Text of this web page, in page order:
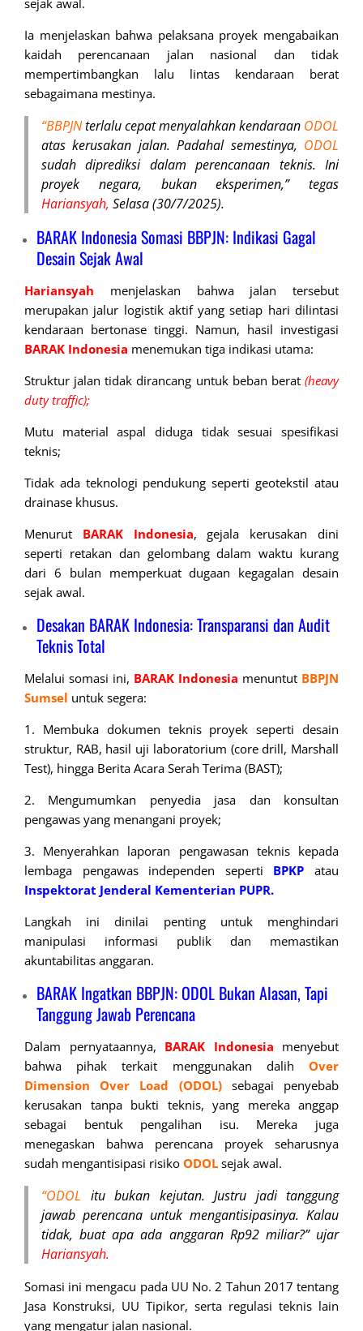
sejak awal.
Ia menjelaskan bahwa pelaksana proyek mengabaikan
kaidah perencanaan jalan nasional dan tidak
mempertimbangkan lalu lintas kendaraan berat
sebagaimana mestinya.
“BBPJNterlalu cepat menyalahkan kendaraan ODOL
atas kerusakan jalan. Padahal semestinya, ODOL
sudah diprediksi dalam perencanaan teknis. Ini
proyek negara, bukan eksperimen,” tegas
Hariansyah, Selasa (30/7/2025).
BARAK Indonesia Somasi BBPJN: Indikasi Gagal
Desain Sejak Awal
Hariansyah menjelaskan bahwa jalan tersebut
merupakan jalur logistik aktif yang setiap hari dilintasi
kendaraan bertonase tinggi. Namun, hasil investigasi
BARAK Indonesia menemukan tiga indikasi utama:
Struktur jalan tidak dirancang untuk beban berat (heavy
duty traffic);
Mutu material aspal diduga tidak sesuai spesifikasi
teknis;
Tidak ada teknologi pendukung seperti geotekstil atau
drainase khusus.
Menurut BARAK Indonesia, gejala kerusakan dini
seperti retakan dan gelombang dalam waktu kurang
dari 6 bulan memperkuat dugaan kegagalan desain
sejak awal.
Desakan BARAK Indonesia: Transparansi dan Audit
Teknis Total
Melalui somasi ini, BARAK Indonesia menuntut BBPJN
Sumsel untuk segera:
1. Membuka dokumen teknis proyek seperti desain
struktur, RAB, hasil uji laboratorium (core drill, Marshall
Test), hingga Berita Acara Serah Terima (BAST);
2. Mengumumkan penyedia jasa dan konsultan
pengawas yang menangani proyek;
3. Menyerahkan laporan pengawasan teknis kepada
lembaga pengawas independen seperti BPKP atau
Inspektorat Jenderal Kementerian PUPR.
Langkah ini dinilai penting untuk menghindari
manipulasi informasi publik dan memastikan
akuntabilitas anggaran.
BARAK Ingatkan BBPJN: ODOL Bukan Alasan, Tapi
Tanggung Jawab Perencana
Dalam pernyataannya, BARAK Indonesia menyebut
bahwa pihak terkait menggunakan dalih Over
Dimension Over Load (ODOL)
sebagai penyebab
kerusakan tanpa bukti teknis, yang mereka anggap
sebagai bentuk pengalihan isu. Mereka juga
menegaskan bahwa perencana proyek seharusnya
sudah mengantisipasi risiko ODOL sejak awal.
“ODOL itu bukan kejutan. Justru jadi tanggung
jawab perencana untuk mengantisipasinya. Kalau
tidak, buat apa ada anggaran Rp92 miliar?” ujar
Hariansyah.
Somasi ini mengacu pada UU No. 2 Tahun 2017 tentang
Jasa Konstruksi, UU Tipikor, serta regulasi teknis lain
yang mengatur jalan nasional.